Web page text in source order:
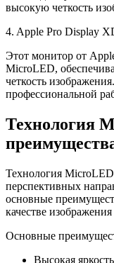
высокую четкость
4. Apple Pro Display
Этот монитор от
MicroLED,
четкость
профессиональной
Технология
Технология
перспективных
основные
качестве
Основные
Высокая